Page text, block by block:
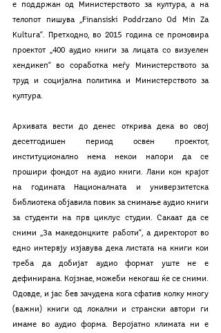
е поддржан од Министерството за култура, а на
телопот пишува „Finansiski Poddrzano Od Min Za
Kultura“. Претходно, во 2015 година се промовира
проектот „400 аудио книги за лицата со визуелен
хендикеп“ во соработка меѓу Министерството за
труд и социјална политика и Министерството за
култура.
Архивата вести до денес открива дека во овој
десетгодишен период освен проектот,
институционално нема некои напори да се
прошири фондот на аудио книги. Лани кон крајот
на годината Националната и универзитетска
библиотека објавила повик за снимање аудио книги
за студенти на прв циклус студии. Сакаат да се
сними „За македонцките работи“, а директорот во
едно интервју изјавува дека листата на книги кои
треба да добијат аудио формат уште не е
дефинирана. Којзнае, можеби некогаш ќе се сними.
Одовде, и јас бев зачудена кога сфатив колку многу
(важни) книги од локални и странски автори ги
имаме во аудио форма. Веројатно климата ни е